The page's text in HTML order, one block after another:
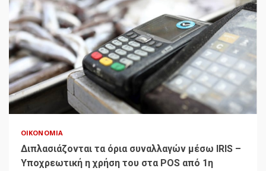
ΟΙΚΟΝΟΜΊΑ
Διπλασιάζονται τα όρια συναλλαγών μέσω IRIS –
Υποχρεωτική η χρήση του στα POS από 1η